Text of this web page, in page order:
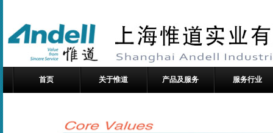
首页 关于惟道 产品及服务 服务行业